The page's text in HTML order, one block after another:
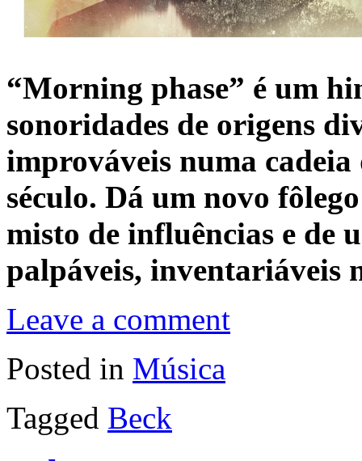
“Morning phase” é um
sonoridades de origens
improváveis numa cadeia
século. Dá um novo
misto de influências e de
palpáveis, inventariáveis
Leave a comment
Posted in Música
Tagged Beck